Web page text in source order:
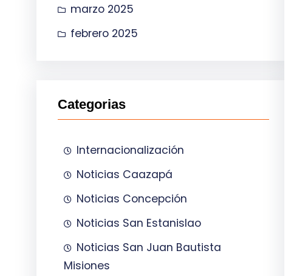
marzo 2025
febrero 2025
Categorias
Internacionalización
Noticias Caazapá
Noticias Concepción
Noticias San Estanislao
Noticias San Juan Bautista
Misiones